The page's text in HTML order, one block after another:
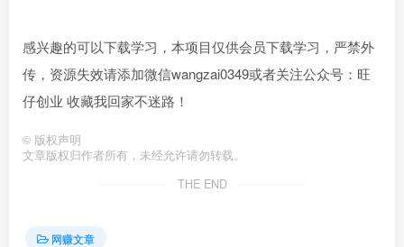
感兴趣的可以下载学习，本项目仅供会员下载学习，严禁外
传，资源失效请添加微信wangzai0349或者关注公众号：旺
仔创业 收藏我回家不迷路！
© 版权声明
文章版权归作者所有，未经允许请勿转载。
THE END
网赚文章